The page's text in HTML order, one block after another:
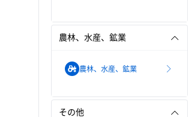
農林、水産、鉱業
農林、水産、鉱業
その他